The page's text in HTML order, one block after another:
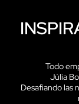
Todo
Júlia
Desafiando las